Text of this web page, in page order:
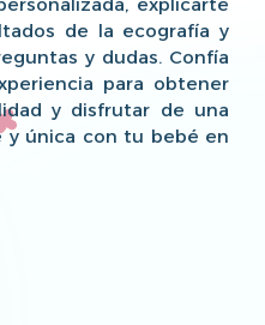
explicarte
de la ecografía y
y dudas. Confía
para obtener
y disfrutar de una
y única con tu bebé en